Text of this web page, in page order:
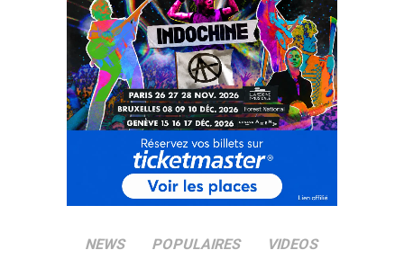
NEWS POPULAIRES VIDEOS